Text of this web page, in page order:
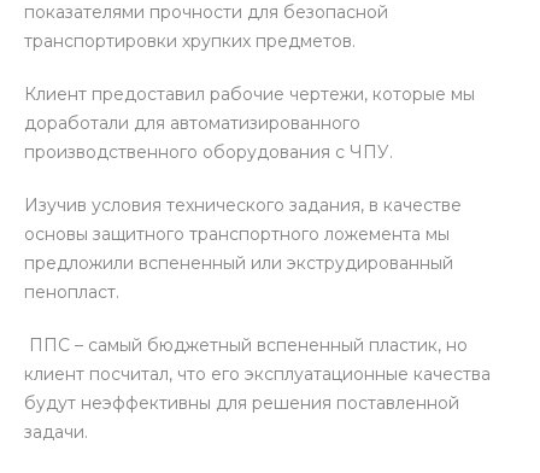
показателями прочности для безопасной
транспортировки хрупких предметов.
Клиент предоставил рабочие чертежи, которые мы
доработали для автоматизированного
производственного оборудования с ЧПУ.
Изучив условия технического задания, в качестве
основы защитного транспортного ложемента мы
предложили вспененный или экструдированный
пенопласт.
ППС – самый бюджетный вспененный пластик, но
клиент посчитал, что его эксплуатационные качества
будут неэффективны для решения поставленной
задачи.